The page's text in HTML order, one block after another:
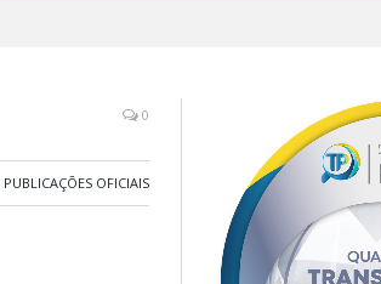
0
PUBLICAÇÕES OFICIAIS